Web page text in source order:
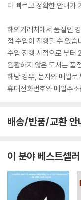
다 빠르고 정확한 안내가
해외거래처에서 품절인
접 수입이 진행될 수 있습
수입 진행 시점으로 부터
원활하지 않은 도서는 품
해당 경우, 문자와 메일로
휴대전화번호와 메일주
배송/반품/교환 안
이 분야 베스트셀러